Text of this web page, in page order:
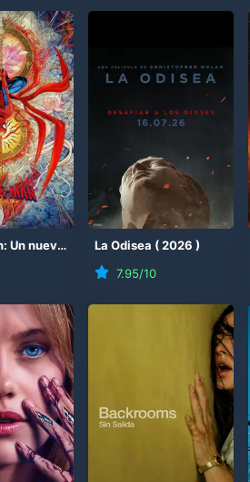
Spider-Man: Un nuevo día (2026)
La Odisea (2026 )
7.95/10